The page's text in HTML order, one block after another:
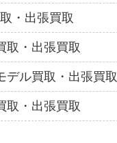
・出張買取
取・出張買取
デル買取・出張買取
取・出張買取